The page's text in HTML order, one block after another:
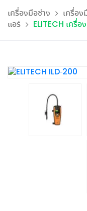
เครื่องมือช่าง เครื่อง
แอร์
ELITECH เครื่